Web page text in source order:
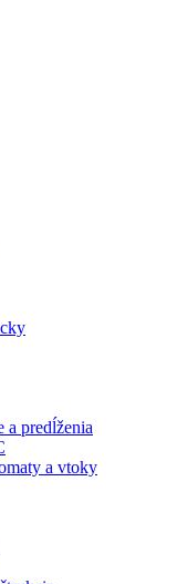
a predĺženia
a vtoky